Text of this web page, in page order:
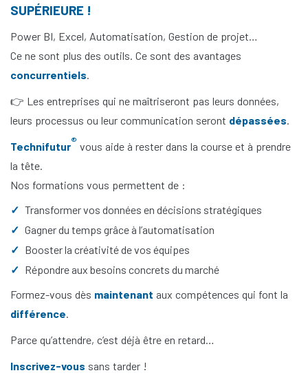
SUPÉRIEURE !
Power BI, Excel, Automatisation, Gestion de projet…
Ce ne sont plus des outils. Ce sont des avantages
concurrentiels.
👉 Les entreprises qui ne maîtriseront pas leurs données,
leurs processus ou leur communication seront dépassées.
Technifutur® vous aide à rester dans la course et à prendre
la tête.
Nos formations vous permettent de :
Transformer vos données en décisions stratégiques
Gagner du temps grâce à l’automatisation
Booster la créativité de vos équipes
Répondre aux besoins concrets du marché
Formez-vous dès maintenant aux compétences qui font la
différence.
Parce qu’attendre, c’est déjà être en retard…
Inscrivez-vous sans tarder !